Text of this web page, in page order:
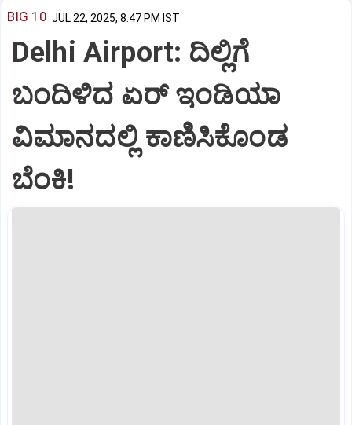
BIG 10 JUL 22, 2025, 8:47 PM IST
Delhi Airport: ದಿಲ್ಲಿಗೆ
ಬಂದಿಳಿದ ಏರ್‌ ಇಂಡಿಯಾ
ವಿಮಾನದಲ್ಲಿ ಕಾಣಿಸಿಕೊಂಡ
ಬೆಂಕಿ!